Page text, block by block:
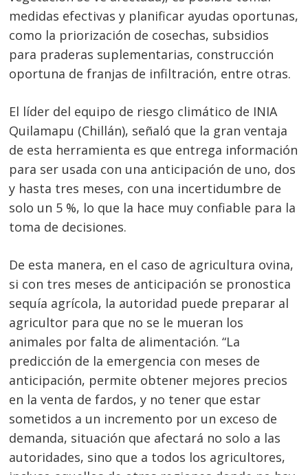
medidas efectivas y planificar ayudas oportunas,
como la priorización de cosechas, subsidios
para praderas suplementarias, construcción
oportuna de franjas de infiltración, entre otras.
El líder del equipo de riesgo climático de INIA
Quilamapu (Chillán), señaló que la gran ventaja
de esta herramienta es que entrega información
para ser usada con una anticipación de uno, dos
y hasta tres meses, con una incertidumbre de
solo un 5 %, lo que la hace muy confiable para la
toma de decisiones.
De esta manera, en el caso de agricultura ovina,
si con tres meses de anticipación se pronostica
sequía agrícola, la autoridad puede preparar al
agricultor para que no se le mueran los
animales por falta de alimentación. “La
predicción de la emergencia con meses de
anticipación, permite obtener mejores precios
en la venta de fardos, y no tener que estar
sometidos a un incremento por un exceso de
demanda, situación que afectará no solo a las
autoridades, sino que a todos los agricultores,